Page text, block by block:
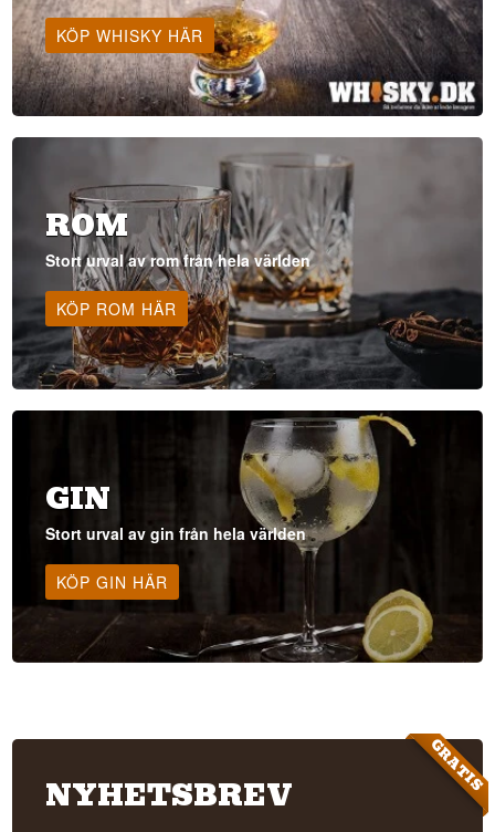
KÖP WHISKY HÄR
ROM
Stort urval av rom från hela världen
KÖP ROM HÄR
GIN
Stort urval av gin från hela världen
KÖP GIN HÄR
GRATIS
NYHETSBREV